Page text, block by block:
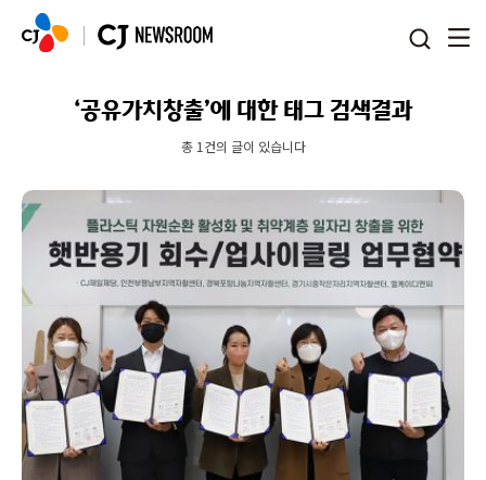
‘공유가치창출’에 대한 태그 검색결과
총 1건의 글이 있습니다